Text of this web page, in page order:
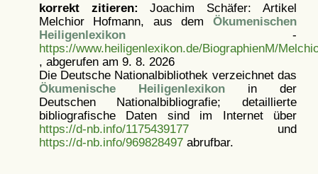
korrekt zitieren: Joachim Schäfer: Artikel
Melchior Hofmann, aus dem Ökumenischen
Heiligenlexikon-
https://www.heiligenlexikon.de/BiographienM/
, abgerufen am 9. 8. 2026
Die Deutsche Nationalbibliothek verzeichnet das
Ökumenische Heiligenlexikonin der
Deutschen Nationalbibliografie; detaillierte
bibliografische Daten sind im Internet über
https://d-nb.info/1175439177und
https://d-nb.info/969828497abrufbar.